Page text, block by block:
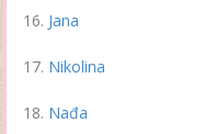
Jana
Nikolina
Nađa